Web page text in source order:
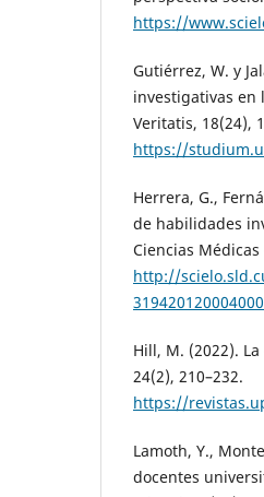
https://
Gutiérrez, W. y
investigativas en
Veritatis, 18(24),
https://
Herrera, G.,
de habilidades
Ciencias
http://
Hill, M. (2022).
24(2), 210–232.
https://
Lamoth, Y.,
docentes